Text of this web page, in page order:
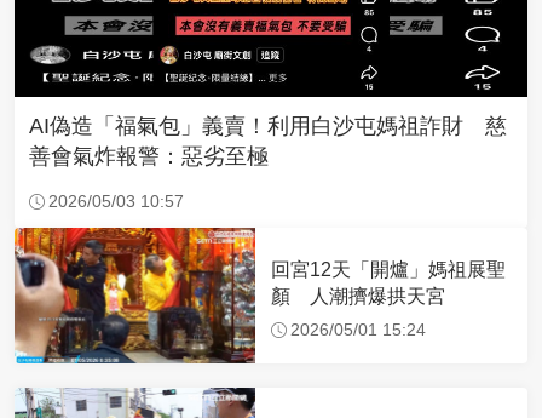
AI偽造「福氣包」義賣！利用白沙屯媽祖詐財 慈
善會氣炸報警：惡劣至極
2026/05/03 10:57
回宮12天「開爐」媽祖展聖
顏 人潮擠爆拱天宮
2026/05/01 15:24